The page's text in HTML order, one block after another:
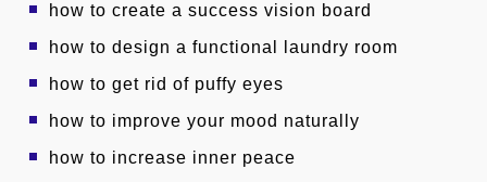
how to create a success vision board
how to design a functional laundry room
how to get rid of puffy eyes
how to improve your mood naturally
how to increase inner peace